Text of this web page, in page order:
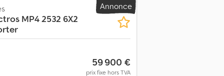
Cjdpfx Aqoxvwtdoljrf * 2
illuminée * Climatisation * Régulateur
315/70 R22,5 * Véhicule allemand /
net - reprise possible -
erreurs et omissions réservées !
: tous les documents douaniers et
* Plaque d'immatriculation douanière /
Annonce
MP4 2532 6X2
59 900 €
prix fixe hors TVA